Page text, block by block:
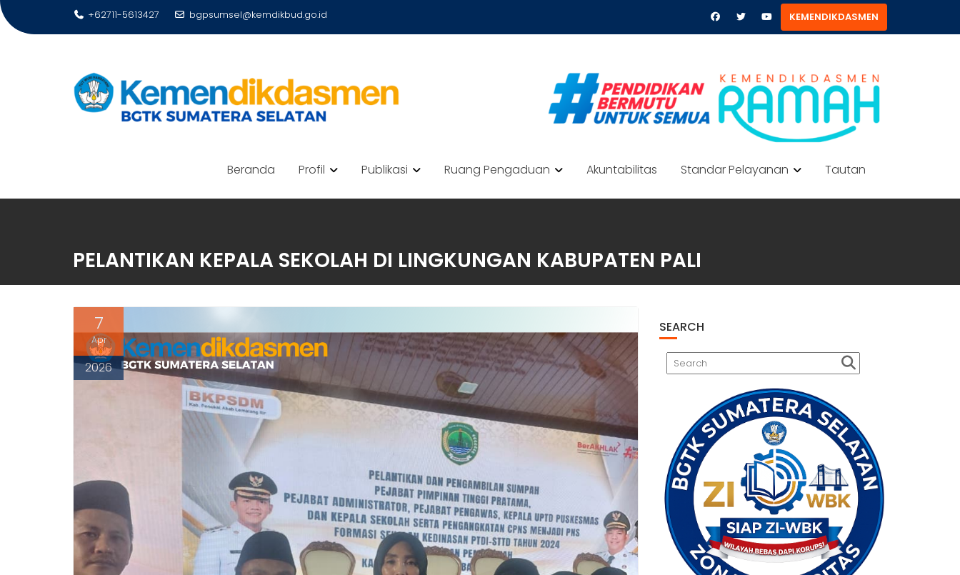
Skip
to
+62711-5613427 bgpsumsel@kemdikbud.go.id KEMENDIKDASMEN
Beranda Profil Publikasi Ruang Pengaduan Akuntabilitas Standar Pelayanan Tautan
PELANTIKAN KEPALA SEKOLAH DI LINGKUNGAN KABUPATEN PALI
7
Apr
2026
SEARCH